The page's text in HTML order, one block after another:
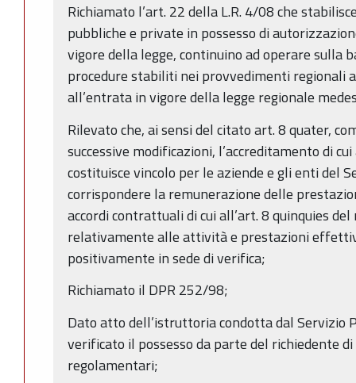
Richiamato l’art. 22 della L.R. 4/08 che
pubbliche e private in possesso di
vigore della legge, continuino ad operare sulla
procedure stabiliti nei provvedimenti
all’entrata in vigore della legge regionale
Rilevato che, ai sensi del citato art. 8 quater,
successive modificazioni, l’accreditamento di
costituisce vincolo per le aziende e gli enti del
corrispondere la remunerazione delle
accordi contrattuali di cui all’art. 8 quinquies
relativamente alle attività e prestazioni
positivamente in sede di verifica;
Richiamato il DPR 252/98;
Dato atto dell’istruttoria condotta dal Servizio
verificato il possesso da parte del richiedente
regolamentari;